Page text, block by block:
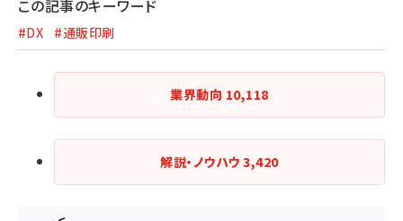
この記事のキーワード
#DX #通販印刷
業界動向 10,118
解説・ノウハウ3,420